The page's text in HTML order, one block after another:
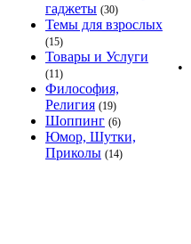
гаджеты (30)
Темы для взрослых
(15)
Товары и Услуги
(11)
Философия,
Религия (19)
Шоппинг (6)
Юмор, Шутки,
Приколы (14)
•